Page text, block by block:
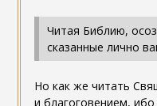
Читая Библию,
сказанные лично
Но как же читать
и благоговением,